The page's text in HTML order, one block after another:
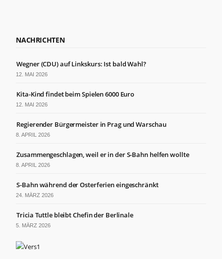
NACHRICHTEN
Wegner (CDU) auf Linkskurs: Ist bald Wahl?
12. MAI 2026
Kita-Kind findet beim Spielen 6000 Euro
12. MAI 2026
Regierender Bürgermeister in Prag und Warschau
8. APRIL 2026
Zusammengeschlagen, weil er in der S-Bahn helfen wollte
8. APRIL 2026
S-Bahn während der Osterferien eingeschränkt
24. MÄRZ 2026
Tricia Tuttle bleibt Chefin der Berlinale
5. MÄRZ 2026